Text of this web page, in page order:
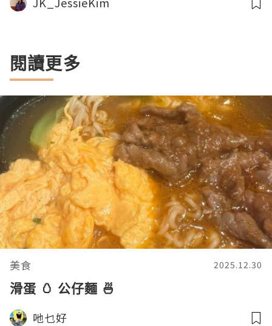
閱讀更多
美食 2025.12.30
滑蛋 🥚 公仔麵 🍜
吔乜好